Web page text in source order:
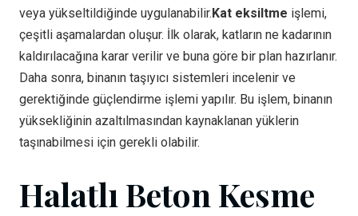
veya yükseltildiğinde uygulanabilir.Kat eksiltme işlemi,
çeşitli aşamalardan oluşur. İlk olarak, katların ne kadarının
kaldırılacağına karar verilir ve buna göre bir plan hazırlanır.
Daha sonra, binanın taşıyıcı sistemleri incelenir ve
gerektiğinde güçlendirme işlemi yapılır. Bu işlem, binanın
yüksekliğinin azaltılmasından kaynaklanan yüklerin
taşınabilmesi için gerekli olabilir.
Halatlı Beton Kesme